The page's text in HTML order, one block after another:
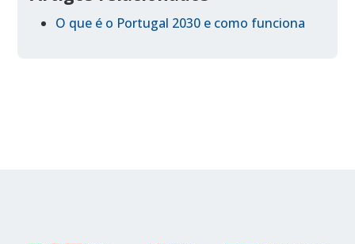
O que é o Portugal 2030 e como funciona